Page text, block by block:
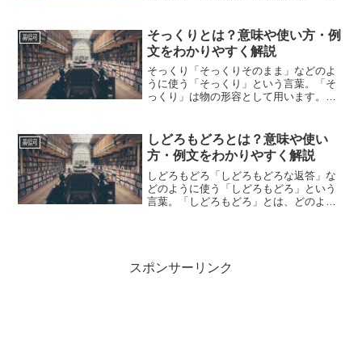
い方や類語について、小説などの用例を
紹介しながら、わかりやす...
副詞
そっくりとは？意味や使い方・例
文をわかりやすく解説
そっくり「そっくりそのまま」などのよ
うに使う「そっくり」という言葉。「そ
っくり」は物の形容として用います。
り」の意味や使い方について、小説など
の用例を紹介して、わかりやす...
副詞
しどろもどろとは？意味や使い
方・例文をわかりやすく解説
しどろもどろ「しどろもどろな返答」な
どのように使う「しどろもどろ」という
言葉。「しどろもどろ」とは、どのよう
スポンサーリンク